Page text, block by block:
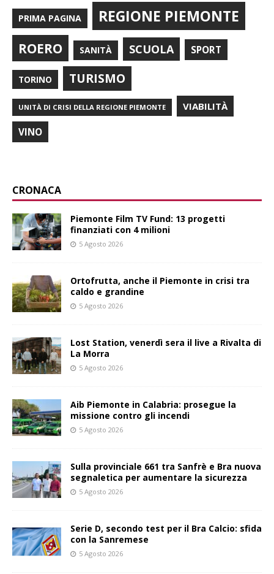
PRIMA PAGINA REGIONE PIEMONTE
ROERO SANITÀ SCUOLA SPORT
TORINO TURISMO
UNITÀ DI CRISI DELLA REGIONE PIEMONTE VIABILITÀ
VINO
CRONACA
Piemonte Film TV Fund: 13 progetti
finanziati con 4 milioni
5 Agosto 2026
Ortofrutta, anche il Piemonte in crisi tra
caldo e grandine
5 Agosto 2026
Lost Station, venerdì sera il live a Rivalta di
La Morra
5 Agosto 2026
Aib Piemonte in Calabria: prosegue la
missione contro gli incendi
5 Agosto 2026
Sulla provinciale 661 tra Sanfrè e Bra nuova
segnaletica per aumentare la sicurezza
5 Agosto 2026
Serie D, secondo test per il Bra Calcio: sfida
con la Sanremese
5 Agosto 2026